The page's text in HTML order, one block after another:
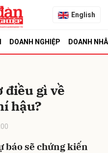
English
DOANH NGHIỆP DOANH
điều gì về
hậu?
báo sẽ chứng kiến